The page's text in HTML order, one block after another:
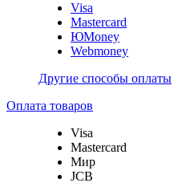
Visa
Mastercard
ЮMoney
Webmoney
Другие способы оплаты
Оплата товаров
Visa
Mastercard
Мир
JCB